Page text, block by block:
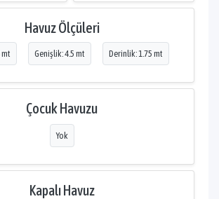
Havuz Ölçüleri
mt Genişlik: 4.5 mt Derinlik: 1.75 mt
Çocuk Havuzu
Yok
Kapalı Havuz